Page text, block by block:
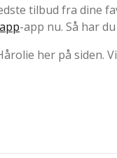
tilbud fra dine
-app nu. Så har
her på siden.